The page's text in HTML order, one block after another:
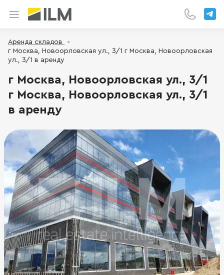
Аренда складов
г Москва, Новоорловская ул., 3/1 г Москва, Новоорловская
ул., 3/1 в аренду
г Москва, Новоорловская ул., 3/1
г Москва, Новоорловская ул., 3/1
в аренду